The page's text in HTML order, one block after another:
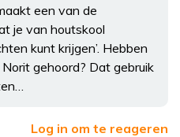
een van de
je van houtskool
kunt krijgen’. Hebben
gehoord? Dat gebruik
Log in om te reageren